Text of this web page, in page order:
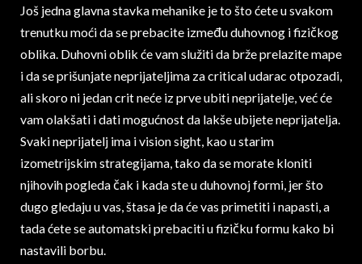
Još jedna glavna stavka mehanike je to što ćete u svakom
trenutku moći da se prebacite između duhovnog i fizičkog
oblika. Duhovni oblik će vam služiti da brže prelazite mape
i da se prišunjate neprijateljima za critical udarac otpozadi,
ali skoro ni jedan crit neće iz prve ubiti neprijatelje, već će
vam olakšati i dati mogućnost da lakše ubijete neprijatelja.
Svaki neprijatelj ima i vision sight, kao u starim
izometrijskim strategijama, tako da se morate kloniti
njihovih pogleda čak i kada ste u duhovnoj formi, jer što
dugo gledaju u vas, štasa je da će vas primetiti i napasti, a
tada ćete se automatski prebaciti u fizičku formu kako bi
nastavili borbu.